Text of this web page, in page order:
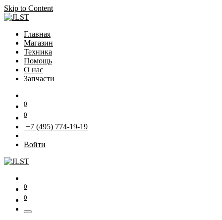
Skip to Content
Главная
Магазин
Техника
Помощь
О нас
Запчасти
0
0
+7 (495) 774-19-19
Войти
0
0